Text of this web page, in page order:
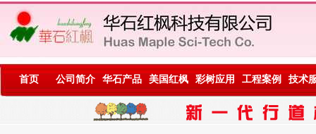
首页 公司简介 华石产品 美国红枫 彩树应用 工程案例 技术